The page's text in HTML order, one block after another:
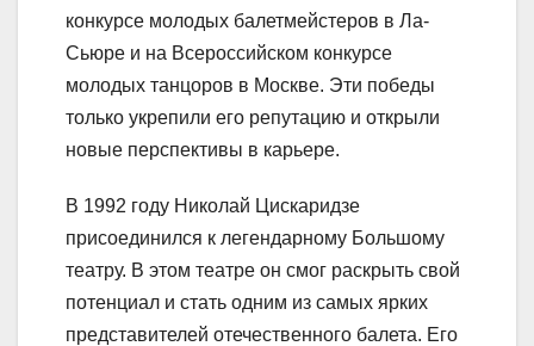
конкурсе молодых балетмейстеров в Ла-
Сьюре и на Всероссийском конкурсе
молодых танцоров в Москве. Эти победы
только укрепили его репутацию и открыли
новые перспективы в карьере.
В 1992 году Николай Цискаридзе
присоединился к легендарному Большому
театру. В этом театре он смог раскрыть свой
потенциал и стать одним из самых ярких
представителей отечественного балета. Его